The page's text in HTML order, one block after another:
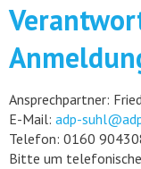
Ansprechpartner:
E-Mail: adp-
Telefon: 0160
Bitte um